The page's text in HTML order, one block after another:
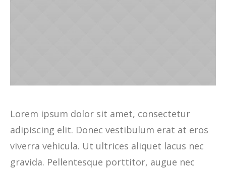
Lorem ipsum dolor sit amet, consectetur
adipiscing elit. Donec vestibulum erat at eros
viverra vehicula. Ut ultrices aliquet lacus nec
gravida. Pellentesque porttitor, augue nec